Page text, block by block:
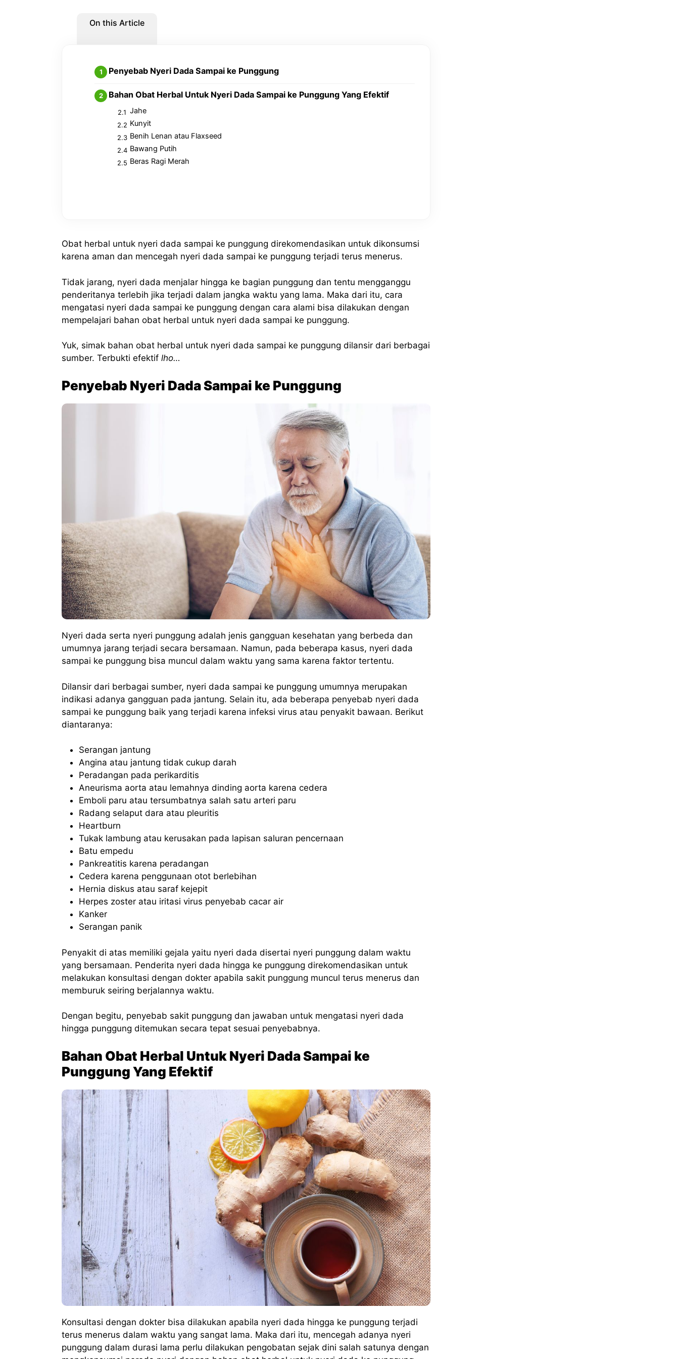
On this Article
Penyebab Nyeri Dada Sampai ke Punggung
Bahan Obat Herbal Untuk Nyeri Dada Sampai ke Punggung Yang Efektif
Jahe
Kunyit
Benih Lenan atau Flaxseed
Bawang Putih
Beras Ragi Merah
Obat herbal untuk nyeri dada sampai ke punggung direkomendasikan untuk dikonsumsi
karena aman dan mencegah nyeri dada sampai ke punggung terjadi terus menerus.
Tidak jarang, nyeri dada menjalar hingga ke bagian punggung dan tentu mengganggu
penderitanya terlebih jika terjadi dalam jangka waktu yang lama. Maka dari itu, cara
mengatasi nyeri dada sampai ke punggung dengan cara alami bisa dilakukan dengan
mempelajari bahan obat herbal untuk nyeri dada sampai ke punggung.
Yuk, simak bahan obat herbal untuk nyeri dada sampai ke punggung dilansir dari berbagai
sumber. Terbukti efektif lho…
Penyebab Nyeri Dada Sampai ke Punggung
Nyeri dada serta nyeri punggung adalah jenis gangguan kesehatan yang berbeda dan
umumnya jarang terjadi secara bersamaan. Namun, pada beberapa kasus, nyeri dada
sampai ke punggung bisa muncul dalam waktu yang sama karena faktor tertentu.
Dilansir dari berbagai sumber, nyeri dada sampai ke punggung umumnya merupakan
indikasi adanya gangguan pada jantung. Selain itu, ada beberapa penyebab nyeri dada
sampai ke punggung baik yang terjadi karena infeksi virus atau penyakit bawaan. Berikut
diantaranya:
Serangan jantung
Angina atau jantung tidak cukup darah
Peradangan pada perikarditis
Aneurisma aorta atau lemahnya dinding aorta karena cedera
Emboli paru atau tersumbatnya salah satu arteri paru
Radang selaput dara atau pleuritis
Heartburn
Tukak lambung atau kerusakan pada lapisan saluran pencernaan
Batu empedu
Pankreatitis karena peradangan
Cedera karena penggunaan otot berlebihan
Hernia diskus atau saraf kejepit
Herpes zoster atau iritasi virus penyebab cacar air
Kanker
Serangan panik
Penyakit di atas memiliki gejala yaitu nyeri dada disertai nyeri punggung dalam waktu
yang bersamaan. Penderita nyeri dada hingga ke punggung direkomendasikan untuk
melakukan konsultasi dengan dokter apabila sakit punggung muncul terus menerus dan
memburuk seiring berjalannya waktu.
Dengan begitu, penyebab sakit punggung dan jawaban untuk mengatasi nyeri dada
hingga punggung ditemukan secara tepat sesuai penyebabnya.
Bahan Obat Herbal Untuk Nyeri Dada Sampai ke
Punggung Yang Efektif
Konsultasi dengan dokter bisa dilakukan apabila nyeri dada hingga ke punggung terjadi
terus menerus dalam waktu yang sangat lama. Maka dari itu, mencegah adanya nyeri
punggung dalam durasi lama perlu dilakukan pengobatan sejak dini salah satunya dengan